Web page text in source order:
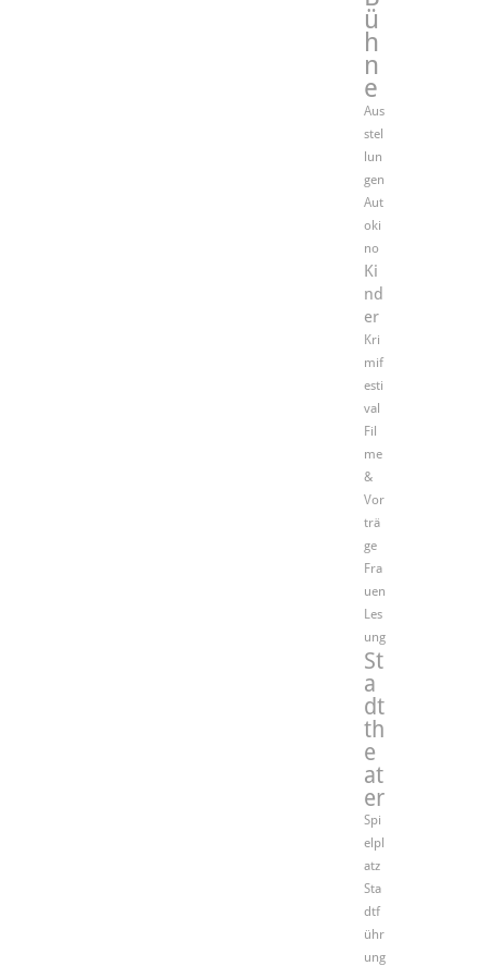
ü
h
n
e
Aus
stel
lun
gen
Aut
oki
no
Ki
nd
er
Kri
mif
esti
val
Fil
me
&
Vor
trä
ge
Fra
uen
Les
ung
St
a
dt
th
e
at
er
Spi
elpl
atz
Sta
dtf
ühr
ung